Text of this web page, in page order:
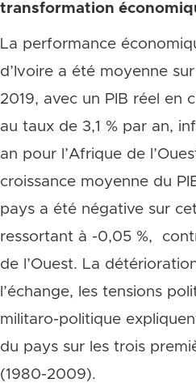
transformation
La performance
d’Ivoire a été moyenne
2019, avec un PIB réel en
au taux de 3,1 % par an,
an pour l’Afrique de
croissance moyenne du
pays a été négative sur
ressortant à -0,05 %,
de l’Ouest. La
l’échange, les tensions
militaro-politique
du pays sur les trois
(1980-2009).